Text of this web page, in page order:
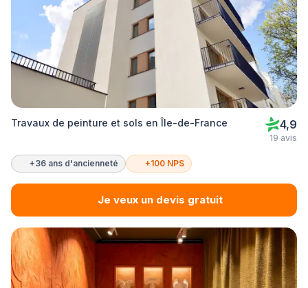
Travaux de peinture et sols en Île-de-France 4,9
19 avis
+36 ans d'ancienneté +100 NPS
Je veux un devis gratuit